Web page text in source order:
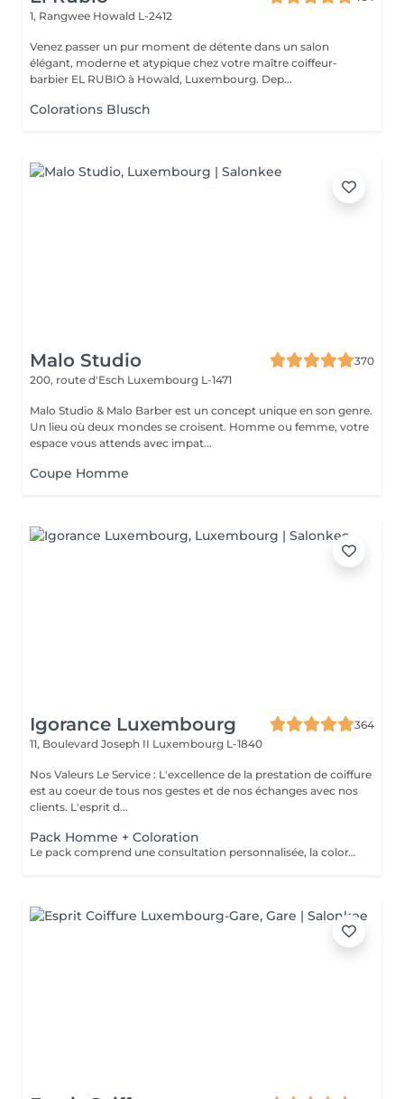
1, Rangwee Howald L-2412
Venez passer un pur moment de détente dans un salon
élégant, moderne et atypique chez votre maître coiffeur-
barbier EL RUBIO à Howald, Luxembourg. Dep...
Colorations Blusch
Malo Studio
370
200, route d'Esch Luxembourg L-1471
Malo Studio & Malo Barber est un concept unique en son genre.
Un lieu où deux mondes se croisent. Homme ou femme, votre
espace vous attends avec impat...
Coupe Homme
Igorance Luxembourg
364
11, Boulevard Joseph II Luxembourg L-1840
Nos Valeurs Le Service : L'excellence de la prestation de coiffure
est au coeur de tous nos gestes et de nos échanges avec nos
clients. L'esprit d...
Pack Homme + Coloration
Le pack comprend une consultation personnalisée, la coloration avec les produits LOREAL PROFESSIONNEL , shampooing et conditionneur spécifiques REDKEN , la coupe IGORANCE ( finitions sur cheveux secs) , les produits de styling REDKEN * Tarifs à titre indicatifs à confirmer après la consultation personnalisée établit auprès de votre coiffeur/stylist/spécialiste * La direction se réserve le droit d’apporter des modifications pour le bon fonctionnement du salon